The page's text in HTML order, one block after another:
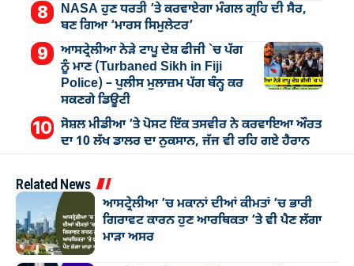
NASA ਹੁਣ ਧਰਤੀ ’ਤੇ ਕਰਵਾਏਗਾ ਮੰਗਲ ਗ੍ਰਹਿ ਦੀ ਸੈਰ,
ਬਣ ਗਿਆ ‘ਮਾਰਸ ਸਿਮੁਲੇਟਰ’
ਆਸਟ੍ਰੇਲੀਆ ਨੇੜੇ ਟਾਪੂ ਦੇਸ਼ ਫੀਜੀ `ਚ ਪੱਗ
ਨੂੰ ਮਾਣ (Turbaned Sikh in Fiji
Police) – ਪੁਲੀਸ ਮੁਲਾਜ਼ਮ ਪੱਗ ਬੰਨ੍ਹ ਕਰ
ਸਕਣਗੇ ਡਿਊਟੀ
ਸੋਸ਼ਲ ਮੀਡੀਆ ’ਤੇ ਪੋਸਟ ਇੱਕ ਤਸਵੀਰ ਨੇ ਕਰਵਾਇਆ ਔਰਤ
ਦਾ 10 ਲੱਖ ਡਾਲਰ ਦਾ ਨੁਕਸਾਨ, ਜੱਜ ਵੀ ਰਹਿ ਗਏ ਹੈਰਾਨ
Related News
ਆਸਟ੍ਰੇਲੀਆ ’ਚ ਮਕਾਨਾਂ ਦੀਆਂ ਕੀਮਤਾਂ ’ਚ ਭਾਰੀ
ਗਿਰਾਵਟ ਕਾਰਨ ਹੁਣ ਆਰਥਿਕਤਾ ’ਤੇ ਵੀ ਪੈਣ ਲੱਗਾ
ਮਾੜਾ ਅਸਰ